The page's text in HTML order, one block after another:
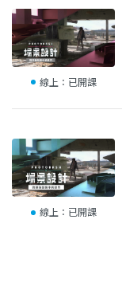
線上： 已開課
線上： 已開課